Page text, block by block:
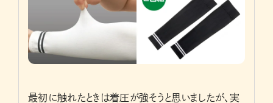
最初に触れたときは着圧が強そうと思いましたが、実